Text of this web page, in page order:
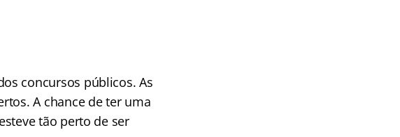
concursos públicos. As
A chance de ter uma
tão perto de ser